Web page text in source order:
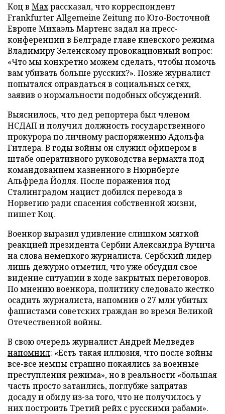
Коц в Махрассказал, что корреспондент
Frankfurter Allgemeine Zeitung по Юго-Восточной
Европе Михаэль Мартенс задал на пресс-
конференции в Белграде главе киевского режима
Владимиру Зеленскому провокационный вопрос:
«Что мы конкретно можем сделать, чтобы помочь
вам убивать больше русских?». Позже журналист
попытался оправдаться в социальных сетях,
заявив о нормальности подобных обсуждений.
Выяснилось, что дед репортера был членом
НСДАП и получил должность государственного
прокурора по личному распоряжению Адольфа
Гитлера. В годы войны он служил офицером в
штабе оперативного руководства вермахта под
командованием казненного в Нюрнберге
Альфреда Йодля. После поражения под
Сталинградом нацист добился перевода в
Норвегию ради спасения собственной жизни,
пишет Коц.
Военкор выразил удивление слишком мягкой
реакцией президента Сербии Александра Вучича
на слова немецкого журналиста. Сербский лидер
лишь дежурно отметил, что уже обсудил свое
видение ситуации в ходе закрытых переговоров.
По мнению военкора, политику следовало жестко
осадить журналиста, напомнив о 27 млн убитых
фашистами советских граждан во время Великой
Отечественной войны.
В свою очередь журналист Андрей Медведев
напомнил: «Есть такая иллюзия, что после войны
все-все немцы страшно покаялись за военные
преступления режима», но в реальности «большая
часть просто затаились, поглубже запрятав
досаду и обиду из-за того, что не получилось у
них построить Третий рейх с русскими рабами».